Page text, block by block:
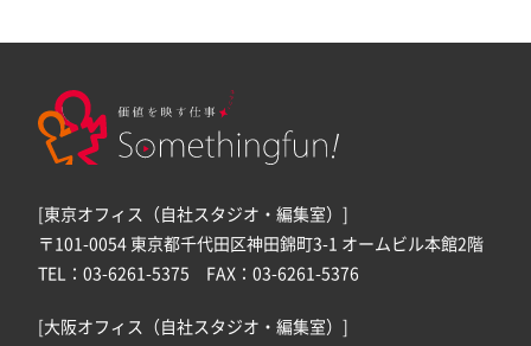
[東京オフィス（自社スタジオ・編集室）]
〒101-0054 東京都千代田区神田錦町3-1 オームビル本館2階
TEL：03-6261-5375 FAX：03-6261-5376
[大阪オフィス（自社スタジオ・編集室）]